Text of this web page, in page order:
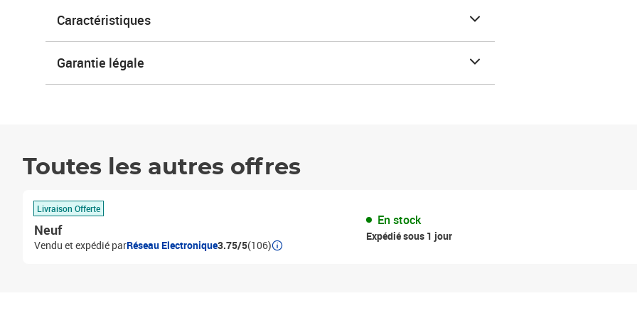
Caractéristiques
Garantie légale
Toutes les autres offres
Livraison Offerte
Neuf
Vendu et expédié parRéseau Electronique3.75/5(106)
En stock
Expédié sous 1 jour